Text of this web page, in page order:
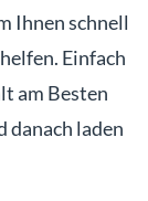
Ihnen schnell
Einfach
am Besten
danach laden